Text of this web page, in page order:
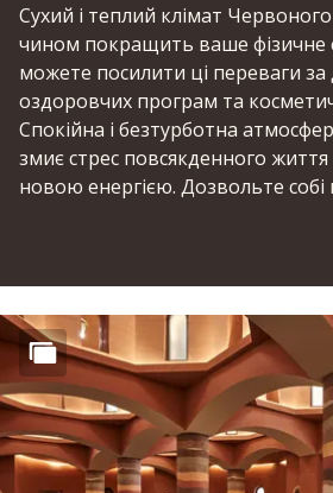
Сухий і теплий клімат
чином покращить ваше фізичне
можете посилити ці переваги
оздоровчих програм та
Спокійна і безтурботна
змиє стрес повсякденного
новою енергією. Дозвольте собі